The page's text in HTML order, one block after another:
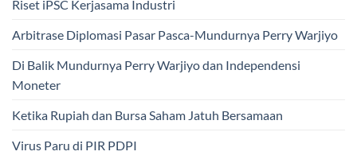
Riset iPSC Kerjasama Industri
Arbitrase Diplomasi Pasar Pasca-Mundurnya Perry Warjiyo
Di Balik Mundurnya Perry Warjiyo dan Independensi
Moneter
Ketika Rupiah dan Bursa Saham Jatuh Bersamaan
Virus Paru di PIR PDPI